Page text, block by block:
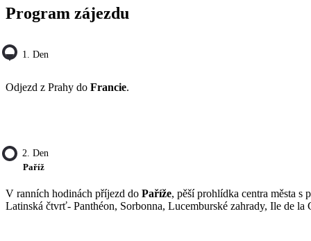
Program zájezdu
1. Den
Odjezd z Prahy do Francie.
2. Den
Paříž
V ranních hodinách příjezd do Paříže, pěší prohlídka centra města
Latinská čtvrť- Panthéon, Sorbonna, Lucemburské zahrady, Ile de